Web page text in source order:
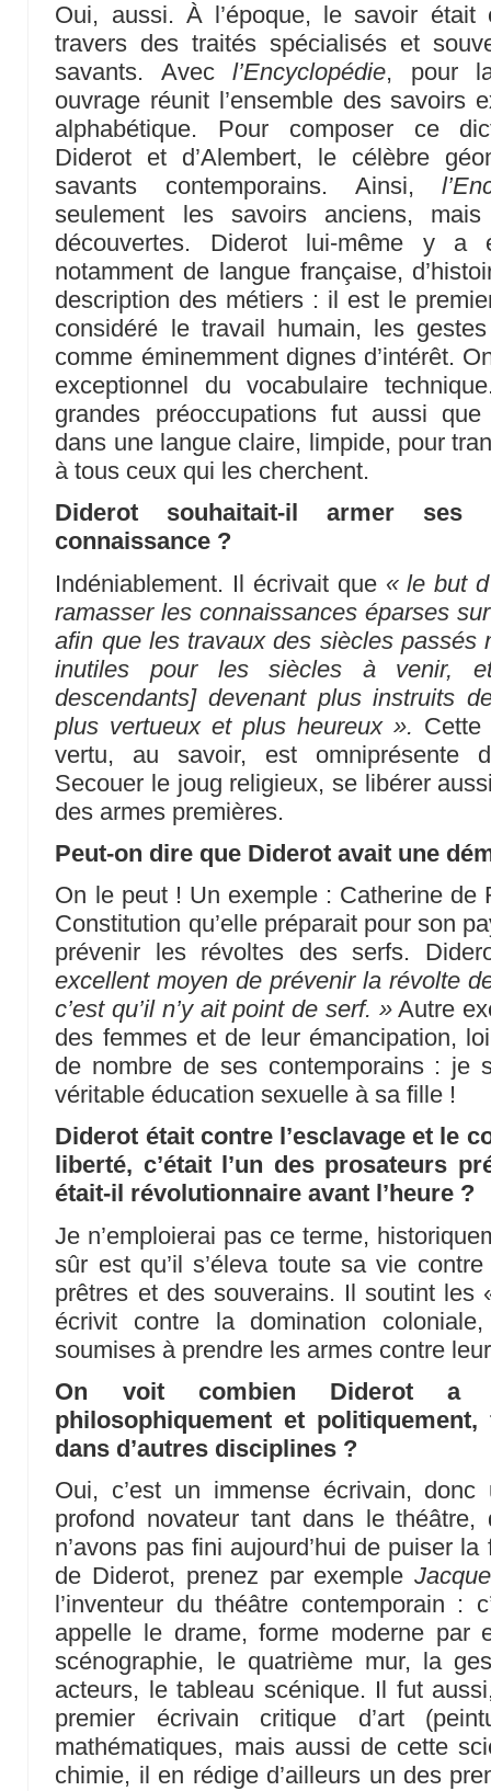
Oui, aussi. À l’époque, le savoir était
travers des traités spécialisés et
savants. Avecl’Encyclopédie, pour
ouvrage réunit l’ensemble des savoirs
alphabétique. Pour composer ce
Diderot et d’Alembert, le célèbre
savants contemporains. Ainsi,
seulement les savoirs anciens,
découvertes. Diderot lui-même y a
notamment de langue française,
description des métiers : il est le
considéré le travail humain, les
comme éminemment dignes d’intérêt.
exceptionnel du vocabulaire
grandes préoccupations fut aussi
dans une langue claire, limpide, pour
à tous ceux qui les cherchent.
Diderot souhaitait-il armer ses
connaissance ?
Indéniablement. Il écrivait que « le but
ramasser les connaissances éparses
afin que les travaux des siècles passés
inutiles pour les siècles à venir,
descendants] devenant plus instruits
plus vertueux et plus heureux ».
vertu, au savoir, est omniprésente
Secouer le joug religieux, se libérer
des armes premières.
Peut-on dire que Diderot avait une
On le peut ! Un exemple : Catherine de
Constitution qu’elle préparait pour son
prévenir les révoltes des serfs.
excellent moyen de prévenir la révolte
c’est qu’il n’y ait point de serf. »Autre
des femmes et de leur émancipation,
de nombre de ses contemporains : je
véritable éducation sexuelle à sa fille !
Diderot était contre l’esclavage et le
liberté, c’était l’un des prosateurs
était-il révolutionnaire avant l’heure ?
Je n’emploierai pas ce terme,
sûr est qu’il s’éleva toute sa vie
prêtres et des souverains. Il soutint les
écrivit contre la domination
soumises à prendre les armes contre
On voit combien Diderot a
philosophiquement et
dans d’autres disciplines ?
Oui, c’est un immense écrivain,
profond novateur tant dans le
n’avons pas fini aujourd’hui de puiser
de Diderot, prenez par exemple
l’inventeur du théâtre contemporain :
appelle le drame, forme moderne par
scénographie, le quatrième mur, la
acteurs, le tableau scénique. Il fut
premier écrivain critique d’art
mathématiques, mais aussi de cette
chimie, il en rédige d’ailleurs un des